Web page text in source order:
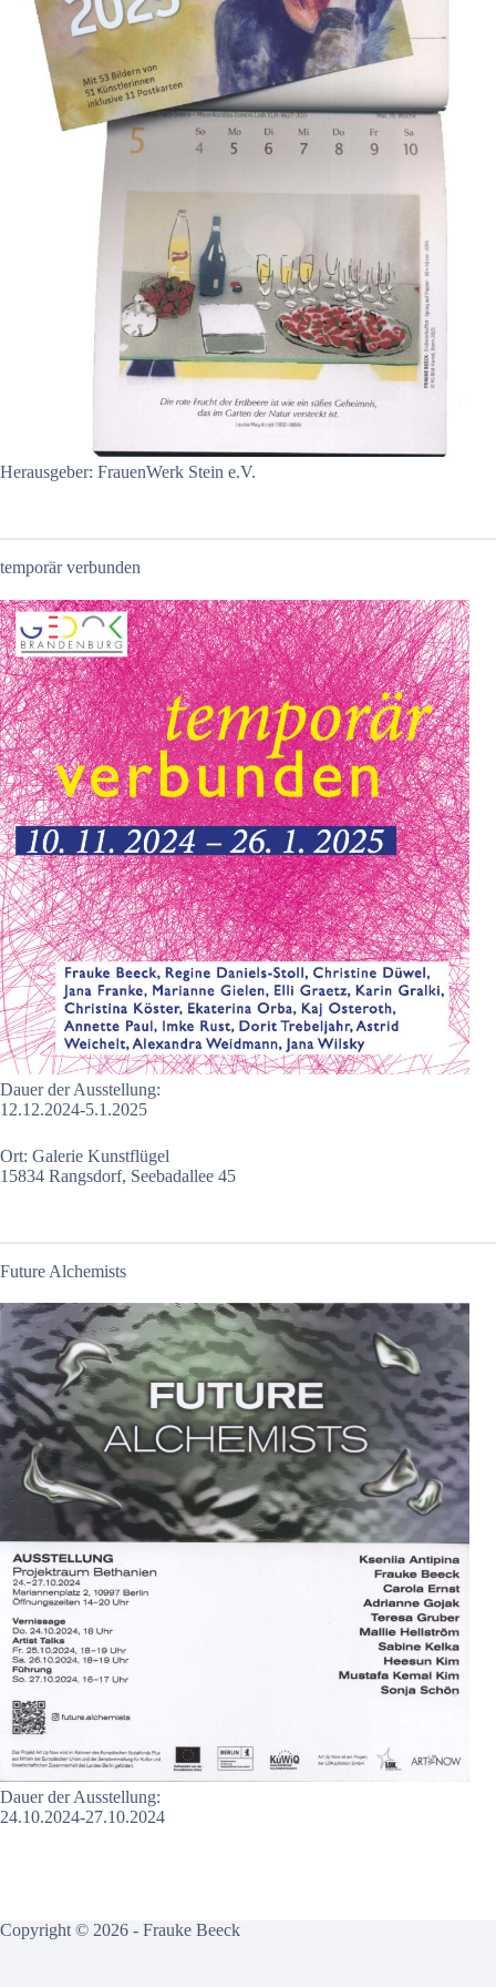
Herausgeber: FrauenWerk Stein e.V.
temporär verbunden
Dauer der Ausstellung:
12.12.2024-5.1.2025
Ort: Galerie Kunstflügel
15834 Rangsdorf, Seebadallee 45
Future Alchemists
Dauer der Ausstellung:
24.10.2024-27.10.2024
Copyright © 2026 - Frauke Beeck